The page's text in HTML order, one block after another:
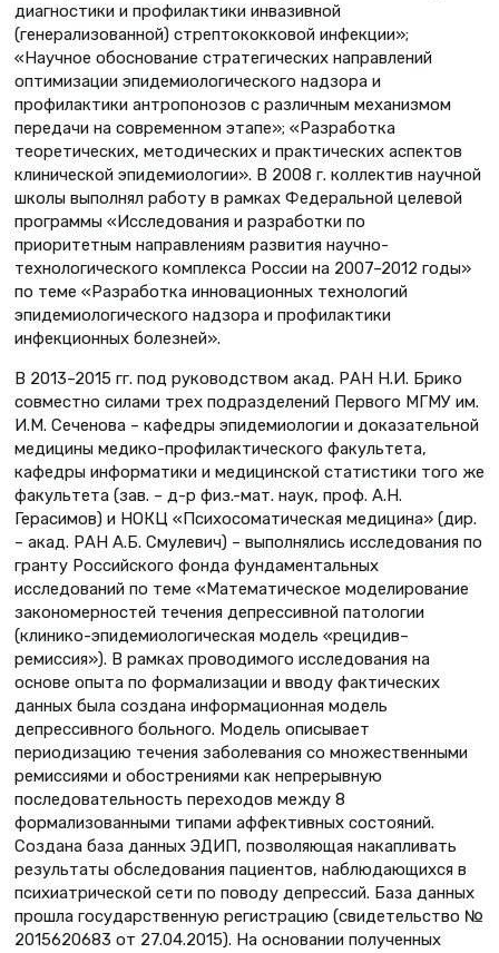
диагностики и профилактики инвазивной
(генерализованной) стрептококковой инфекции»;
«Научное обоснование стратегических направлений
оптимизации эпидемиологического надзора и
профилактики антропонозов с различным механизмом
передачи на современном этапе»; «Разработка
теоретических, методических и практических аспектов
клинической эпидемиологии». В 2008 г. коллектив научной
школы выполнял работу в рамках Федеральной целевой
программы «Исследования и разработки по
приоритетным направлениям развития научно-
технологического комплекса России на 2007–2012 годы»
по теме «Разработка инновационных технологий
эпидемиологического надзора и профилактики
инфекционных болезней».
В 2013–2015 гг. под руководством акад. РАН Н.И. Брико
совместно силами трех подразделений Первого МГМУ им.
И.М. Сеченова – кафедры эпидемиологии и доказательной
медицины медико-профилактического факультета,
кафедры информатики и медицинской статистики того же
факультета (зав. – д-р физ.-мат. наук, проф. А.Н.
Герасимов) и НОКЦ «Психосоматическая медицина» (дир.
– акад. РАН А.Б. Смулевич) – выполнялись исследования по
гранту Российского фонда фундаментальных
исследований по теме «Математическое моделирование
закономерностей течения депрессивной патологии
(клинико-эпидемиологическая модель «рецидив–
ремиссия»). В рамках проводимого исследования на
основе опыта по формализации и вводу фактических
данных была создана информационная модель
депрессивного больного. Модель описывает
периодизацию течения заболевания со множественными
ремиссиями и обострениями как непрерывную
последовательность переходов между 8
формализованными типами аффективных состояний.
Создана база данных ЭДИП, позволяющая накапливать
результаты обследования пациентов, наблюдающихся в
психиатрической сети по поводу депрессий. База данных
прошла государственную регистрацию (свидетельство №
2015620683 от 27.04.2015). На основании полученных